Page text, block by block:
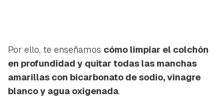
Por ello, te enseñamos cómo limpiar el colchón
en profundidad y quitar todas las manchas
amarillas con bicarbonato de sodio, vinagre
blanco y agua oxigenada.